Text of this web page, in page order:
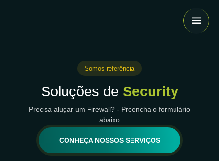
Somos referência
Soluções de Security
Precisa alugar um Firewall? - Preencha o formulário
abaixo
CONHEÇA NOSSOS SERVIÇOS